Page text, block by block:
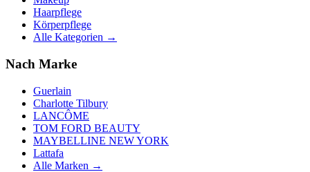
Haarpflege
Körperpflege
Alle Kategorien →
Nach Marke
Guerlain
Charlotte Tilbury
LANCÔME
TOM FORD BEAUTY
MAYBELLINE NEW YORK
Lattafa
Alle Marken →